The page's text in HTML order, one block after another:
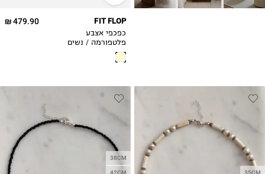
479.90 ₪ FIT FLOP
כפכפי אצבע
פלטפורמה / נשים
35CM
38CM
42CM